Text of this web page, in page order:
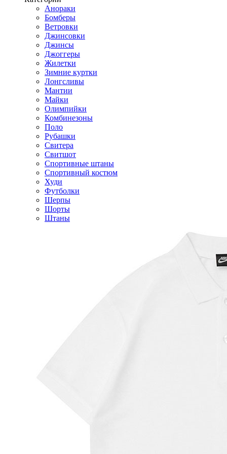
Анораки
Бомберы
Ветровки
Джинсовки
Джинсы
Джоггеры
Жилетки
Зимние куртки
Лонгсливы
Мантии
Майки
Олимпийки
Комбинезоны
Поло
Рубашки
Свитера
Свитшот
Спортивные штаны
Спортивный костюм
Худи
Футболки
Шерпы
Шорты
Штаны